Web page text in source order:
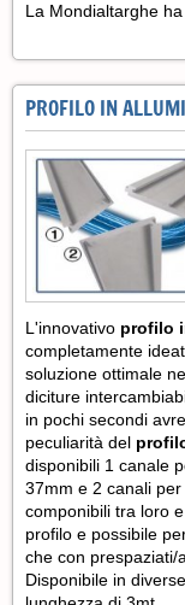
La Mondialtarghe
PROFILO IN
L'innovativo profilo
completamente
soluzione ottimale
diciture
in pochi secondi
peculiarità del
disponibili 1 canale
37mm e 2 canali
componibili tra loro
profilo e possibile
che con prespaziati/
Disponibile in